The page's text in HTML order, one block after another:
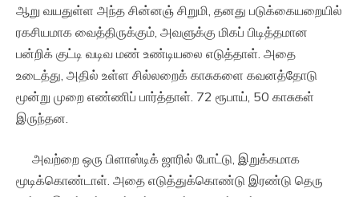
ஆறு வயதுள்ள அந்த சின்னஞ் சிறுமி, தனது படுக்கையறையில்
ரகசியமாக வைத்திருக்கும், அவளுக்கு மிகப் பிடித்தமான
பன்றிக் குட்டி வடிவ மண் உண்டியலை எடுத்தாள். அதை
உடைத்து, அதில் உள்ள சில்லறைக் காசுகளை கவனத்தோடு
மூன்று முறை எண்ணிப் பார்த்தாள். 72 ரூபாய், 50 காசுகள்
இருந்தன.
அவற்றை ஒரு பிளாஸ்டிக் ஜாரில் போட்டு, இறுக்கமாக
மூடிக்கொண்டாள். அதை எடுத்துக்கொண்டு இரண்டு தெரு